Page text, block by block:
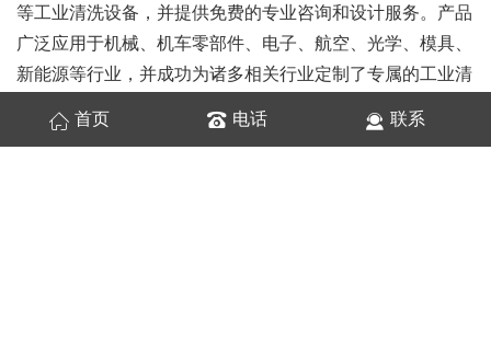
等工业清洗设备，并提供免费的专业咨询和设计服务。产品
广泛应用于机械、机车零部件、电子、航空、光学、模具、
新能源等行业，并成功为诸多相关行业定制了专属的工业清
向的企业，亚世特具有标准+非标定制两种产品路线，另外
首页 电话 联系